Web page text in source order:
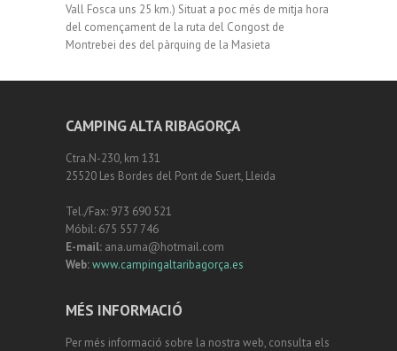
Vall Fosca uns 25 km.) Situat a poc més de mitja hora
del començament de la ruta del Congost de
Montrebei des del pàrquing de la Masieta
CAMPING ALTA RIBAGORÇA
Ctra.N-230, km 131
25520 Les Bordes del Pont de Suert, Lleida
Tel./Fax: 973 690 521
Móbil: 675 557 746
E-mail: ana.uma@hotmail.com
Web:www.campingaltaribagorça.es
MÉS INFORMACIÓ
Per més informació sobre la nostra web, consulta els